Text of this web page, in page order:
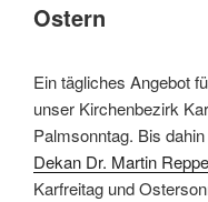
Ostern
Ein tägliches Angebot
unser Kirchenbezirk
Palmsonntag. Bis
Dekan Dr. Martin
Karfreitag und